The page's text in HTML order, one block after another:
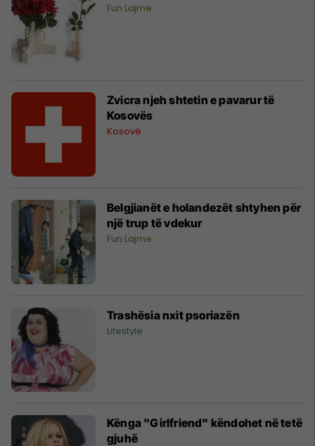
Fun Lajme
Zvicra njeh shtetin e pavarur të
Kosovës
Kosovë
Belgjianët e holandezët shtyhen për
një trup të vdekur
Fun Lajme
Trashësia nxit psoriazën
Lifestyle
Kënga "Girlfriend" këndohet në tetë
gjuhë